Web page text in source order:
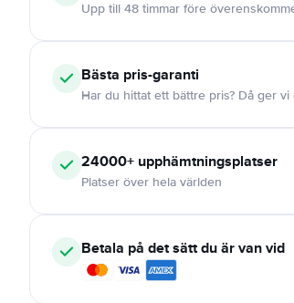
Upp till 48 timmar före
Bästa pris-garanti
Har du hittat ett bättre pris? Då ger
24000+ upphämtningsplatser
Platser över hela världen
Betala på det sätt du är van vid